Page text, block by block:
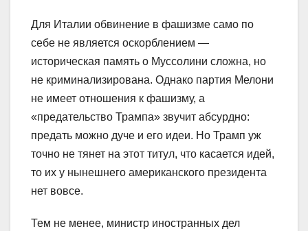
Для Италии обвинение в фашизме само по
себе не является оскорблением —
историческая память о Муссолини сложна, но
не криминализирована. Однако партия Мелони
не имеет отношения к фашизму, а
«предательство Трампа» звучит абсурдно:
предать можно дуче и его идеи. Но Трамп уж
точно не тянет на этот титул, что касается идей,
то их у нынешнего американского президента
нет вовсе.
Тем не менее, министр иностранных дел